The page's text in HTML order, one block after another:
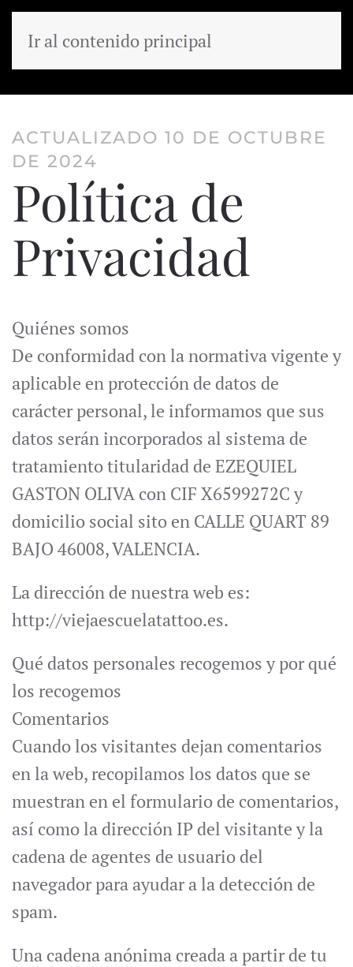
Ir al contenido principal
ACTUALIZADO 10 DE OCTUBRE
DE 2024
Política de
Privacidad
Quiénes somos
De conformidad con la normativa vigente y
aplicable en protección de datos de
carácter personal, le informamos que sus
datos serán incorporados al sistema de
tratamiento titularidad de EZEQUIEL
GASTON OLIVA con CIF X6599272C y
domicilio social sito en CALLE QUART 89
BAJO 46008, VALENCIA.
La dirección de nuestra web es:
http://viejaescuelatattoo.es.
Qué datos personales recogemos y por qué
los recogemos
Comentarios
Cuando los visitantes dejan comentarios
en la web, recopilamos los datos que se
muestran en el formulario de comentarios,
así como la dirección IP del visitante y la
cadena de agentes de usuario del
navegador para ayudar a la detección de
spam.
Una cadena anónima creada a partir de tu